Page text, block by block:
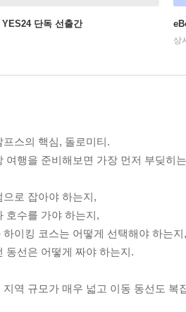
단독 선출간
상
프스의 핵심, 돌로미티.
여행을 준비해보면 가장 먼저 부딪히
으로 잡아야 하는지,
호수를 가야 하는지,
하이킹 코스는 어떻게 선택해야 하는지,
동선은 어떻게 짜야 하는지.
지역 규모가 매우 넓고 이동 동선도